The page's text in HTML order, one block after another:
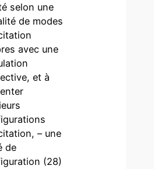
selon une
de modes
avec une
et à
– une
de
(28)